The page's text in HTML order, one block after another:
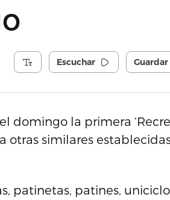
Escuchar Guardar
domingo la primera
otras similares
patinetas, patines,